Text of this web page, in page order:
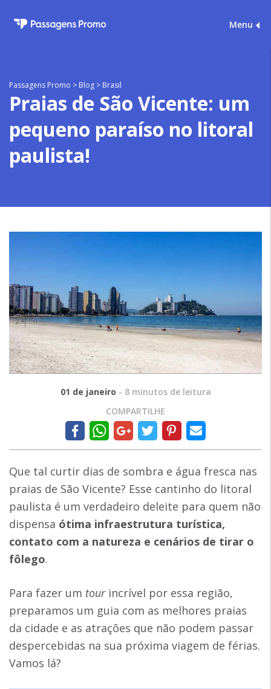
Menu
Passagens Promo > Blog > Brasil
Praias de São Vicente: um
pequeno paraíso no litoral
paulista!
01 de janeiro - 8 minutos de leitura
COMPARTILHE
Que tal curtir dias de sombra e água fresca nas
praias de São Vicente? Esse cantinho do litoral
paulista é um verdadeiro deleite para quem não
dispensa ótima infraestrutura turística,
contato com a natureza e cenários de tirar o
fôlego.
Para fazer um tour incrível por essa região,
preparamos um guia com as melhores praias
da cidade e as atrações que não podem passar
despercebidas na sua próxima viagem de férias.
Vamos lá?